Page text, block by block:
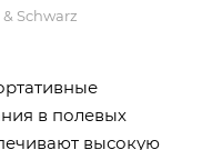
Schwarz
в полевых
высокую